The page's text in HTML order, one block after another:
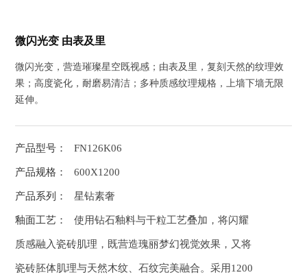
微闪光变 由表及里
微闪光变，营造璀璨星空既视感；由表及里，复刻天然的纹理效
果；高度瓷化，耐磨易清洁；多种质感纹理规格，上墙下墙无限
延伸。
产品型号： FN126K06
产品规格： 600X1200
产品系列： 星钻素奢
釉面工艺： 使用钻石釉料与干粒工艺叠加，将闪耀
质感融入瓷砖肌理，既营造瑰丽梦幻视觉效果，又将
瓷砖胚体肌理与天然木纹、石纹完美融合。采用1200